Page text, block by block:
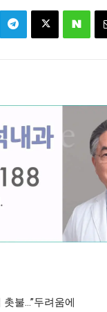
불…”두려움에